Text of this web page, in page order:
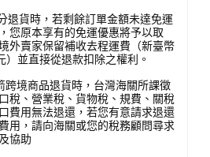
退貨時，若剩餘訂單金額未達免運
您原本享有的免運優惠將予以取
外賣家保留補收去程運費（新臺幣
）並直接從退款扣除之權利。
跨境商品退貨時，台灣海關所課徵
稅、營業稅、貨物稅、規費、關稅
費用無法退還，若您有意請求退還
用，請向海關或您的稅務顧問尋求
協助